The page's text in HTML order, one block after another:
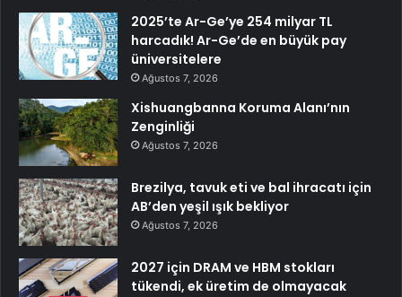
2025’te Ar-Ge’ye 254 milyar TL
harcadık! Ar-Ge’de en büyük pay
üniversitelere
Ağustos 7, 2026
Xishuangbanna Koruma Alanı’nın
Zenginliği
Ağustos 7, 2026
Brezilya, tavuk eti ve bal ihracatı için
AB’den yeşil ışık bekliyor
Ağustos 7, 2026
2027 için DRAM ve HBM stokları
tükendi, ek üretim de olmayacak